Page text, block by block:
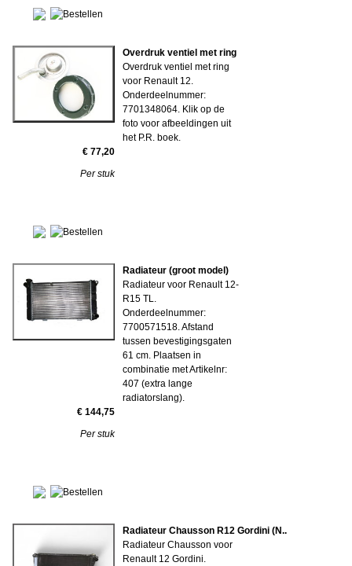
Overdruk ventiel met ring
Overdruk ventiel met ring
voor Renault 12.
Onderdeelnummer:
7701348064. Klik op de
foto voor afbeeldingen uit
het P.R. boek.
€ 77,20
Per stuk
Radiateur (groot model)
Radiateur voor Renault 12-
R15 TL.
Onderdeelnummer:
7700571518. Afstand
tussen bevestigingsgaten
61 cm. Plaatsen in
combinatie met Artikelnr:
407 (extra lange
radiatorslang).
€ 144,75
Per stuk
Radiateur Chausson R12 Gordini (N..
Radiateur Chausson voor
Renault 12 Gordini.